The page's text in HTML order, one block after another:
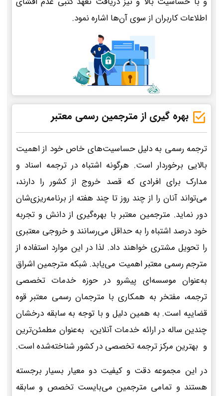
اطلاعات کاربران از سوی آن‌ها اشاره نمود.
بهره گیری از مترجمین رسمی معتبر
ترجمه رسمی به دلیل حساسیت‌های خاص خود از اهمیت
بالایی برخوردار است. هرگونه اشتباه در ترجمه اسناد و
مدارک برای افرادی که قصد خروج از کشور را دارند،
می‌تواند آنان را از چند روز تا چند هفته از برنامه‌ریزی‌شان
دور نماید. مترجمین معتبر با بهره‌گیری از دانش و تجربه
خود درصد اشتباه را به حداقل می‌رسانند و خروجی معتبری
را تحویل مشتری خواهند داد. لذا در این موارد استفاده از
مترجم رسمی معتبر اهمیت می‌یابد. شبکه مترجمین اشراق
به‌عنوان موسسه‌ای پیشرو در حوزه خدمات تخصصی
ترجمه، مفتخر به همکاری با مترجمان رسمی معتبر قوه
قضاییه است. به همین دلیل و با توجه به سابقه درخشان
چندین ساله در ارائه خدمات آنلاین، به‌عنوان مطمئن‌ترین
و بهترین مرکز ترجمه تخصصی در کشور شناخته‌شده است.
در این مجموعه دقت و کیفیت دو معیار بسیار برجسته
هستند و تمامی مترجمین می‌بایست تخصص و سابقه